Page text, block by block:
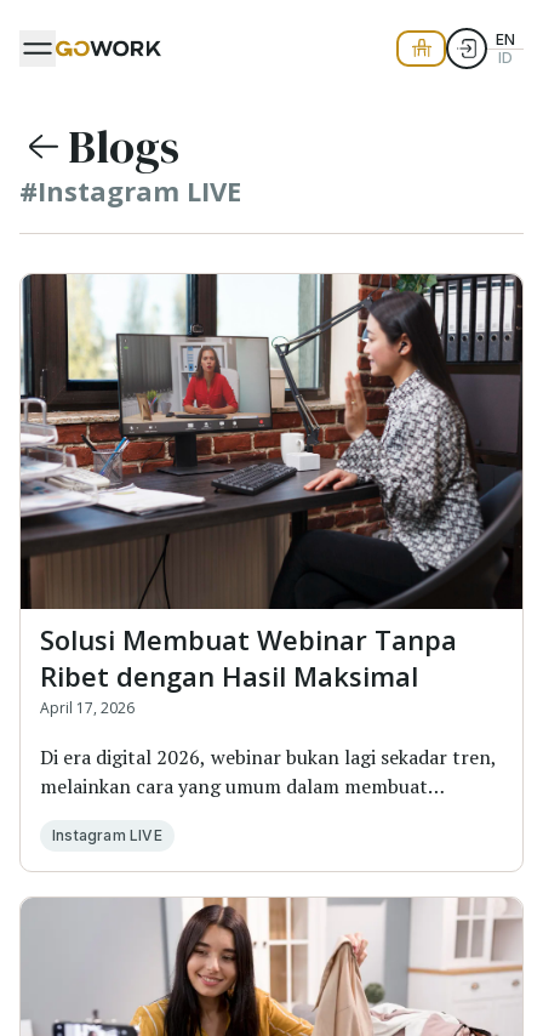
EN
ID
Blogs
#Instagram LIVE
Solusi Membuat Webinar Tanpa
Ribet dengan Hasil Maksimal
April 17, 2026
Di era digital 2026, webinar bukan lagi sekadar tren,
melainkan cara yang umum dalam membuat
Instagram LIVE